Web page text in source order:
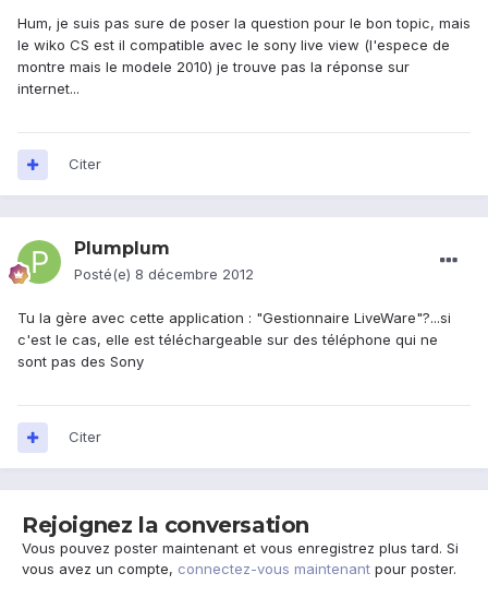
Hum, je suis pas sure de poser la question pour le bon topic, mais
le wiko CS est il compatible avec le sony live view (l'espece de
montre mais le modele 2010) je trouve pas la réponse sur
internet...
Citer
Plumplum
Posté(e) 8 décembre 2012
Tu la gère avec cette application : "Gestionnaire LiveWare"?...si
c'est le cas, elle est téléchargeable sur des téléphone qui ne
sont pas des Sony
Citer
Rejoignez la conversation
Vous pouvez poster maintenant et vous enregistrez plus tard. Si
vous avez un compte, connectez-vous maintenant pour poster.